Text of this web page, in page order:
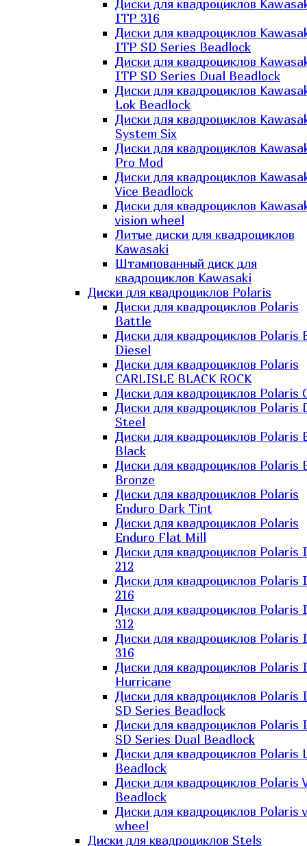
Диски для квадроциклов
ITP 316
Диски для квадроциклов
ITP SD Series Beadlock
Диски для квадроциклов
ITP SD Series Dual Beadlock
Диски для квадроциклов
Lok Beadlock
Диски для квадроциклов
System Six
Диски для квадроциклов
Pro Mod
Диски для квадроциклов
Vice Beadlock
Диски для квадроциклов
vision wheel
Литые диски для квадроциклов
Kawasaki​
Штампованный диск для
квадроциклов Kawasaki​
Диски для квадроциклов Polaris
Диски для квадроциклов Polaris
Battle
Диски для квадроциклов Polaris
Diesel
Диски для квадроциклов Polaris
CARLISLE BLACK ROCK
Диски для квадроциклов Polaris
Диски для квадроциклов Polaris
Steel
Диски для квадроциклов Polaris
Black
Диски для квадроциклов Polaris
Bronze
Диски для квадроциклов Polaris
Enduro Dark Tint
Диски для квадроциклов Polaris
Enduro Flat Mill
Диски для квадроциклов Polaris
212
Диски для квадроциклов Polaris
216
Диски для квадроциклов Polaris
312
Диски для квадроциклов Polaris
316
Диски для квадроциклов Polaris
Hurricane
Диски для квадроциклов Polaris
SD Series Beadlock
Диски для квадроциклов Polaris
SD Series Dual Beadlock
Диски для квадроциклов Polaris
Beadlock
Диски для квадроциклов Polaris
Beadlock
Диски для квадроциклов Polaris
wheel
Диски для квадроциклов Stels